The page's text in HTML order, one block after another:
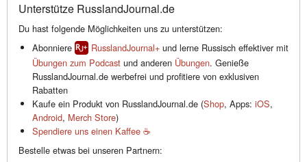
Unterstütze RusslandJournal.de
Du hast folgende Möglichkeiten uns zu unterstützen:
Abonniere
RusslandJournal+ und lerne Russisch effektiver mit
Übungen zum Podcast und anderen Übungen. Genieße
RusslandJournal.de werbefrei und profitiere von exklusiven
Rabatten
Kaufe ein Produkt von RusslandJournal.de (Shop, Apps: iOS,
Android, Merch Store)
Spendiere uns einen Kaffee ☕️
Bestelle etwas bei unseren Partnern: